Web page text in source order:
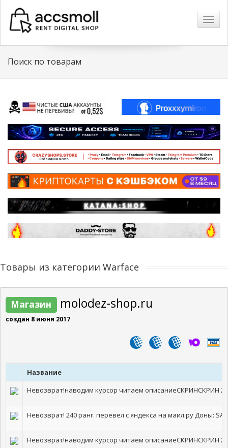
Поиск по товарам
Товары из категории Warface
Магазин molodez-shop.ru
создан 8 июня 2017
Название
Невозврат!наводим курсор читаем описаниеСКРИНСКРИН
Невозврат! 240 ранг. перевел с яндекса на маил.ру Доны:
Невозврат!наводим курсор читаем описаниеСКРИНСКРИН